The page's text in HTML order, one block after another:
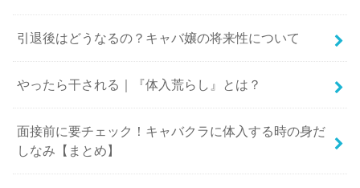
引退後はどうなるの？キャバ嬢の将来性について
やったら干される｜『体入荒らし』とは？
面接前に要チェック！キャバクラに体入する時の身だ
しなみ【まとめ】